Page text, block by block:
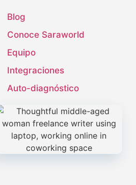
Blog
Conoce Saraworld
Equipo
Integraciones
Auto-diagnóstico